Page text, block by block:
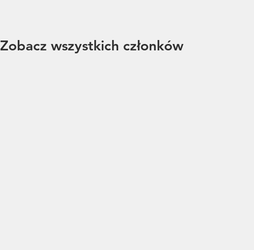
Zobacz wszystkich członków